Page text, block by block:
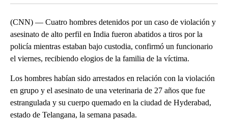
(CNN) — Cuatro hombres detenidos por un caso de violación y
asesinato de alto perfil en India fueron abatidos a tiros por la
policía mientras estaban bajo custodia, confirmó un funcionario
el viernes, recibiendo elogios de la familia de la víctima.
Los hombres habían sido arrestados en relación con la violación
en grupo y el asesinato de una veterinaria de 27 años que fue
estrangulada y su cuerpo quemado en la ciudad de Hyderabad,
estado de Telangana, la semana pasada.